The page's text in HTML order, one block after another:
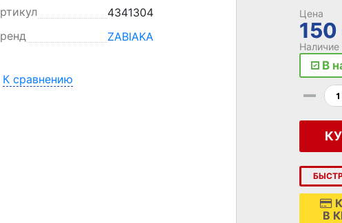
4341304
ZABIAKA
К сравнению
Цена
150
Наличие
В
-
В